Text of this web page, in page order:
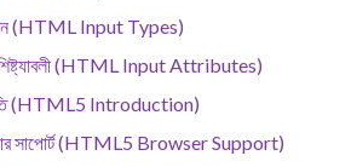
(HTML Input Types)
(HTML Input Attributes)
(HTML5 Introduction)
সাপোর্ট (HTML5 Browser Support)